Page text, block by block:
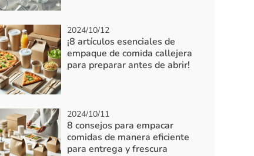
2024/10/12
¡8 artículos esenciales de
empaque de comida callejera
para preparar antes de abrir!
2024/10/11
8 consejos para empacar
comidas de manera eficiente
para entrega y frescura